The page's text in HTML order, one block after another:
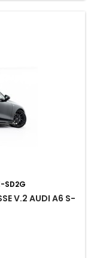
SD2G
V.2 AUDI A6 S-